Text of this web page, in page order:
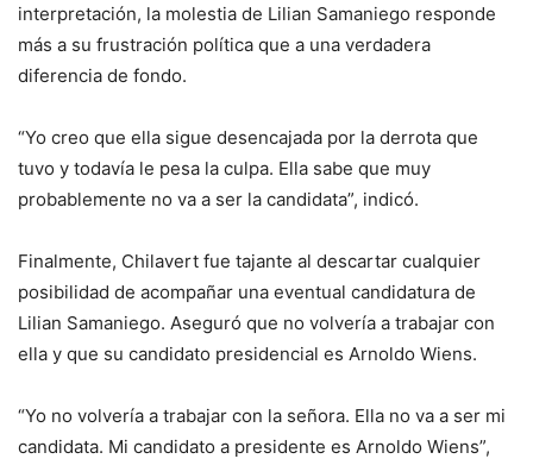
interpretación, la molestia de Lilian Samaniego responde
más a su frustración política que a una verdadera
diferencia de fondo.
“Yo creo que ella sigue desencajada por la derrota que
tuvo y todavía le pesa la culpa. Ella sabe que muy
probablemente no va a ser la candidata”, indicó.
Finalmente, Chilavert fue tajante al descartar cualquier
posibilidad de acompañar una eventual candidatura de
Lilian Samaniego. Aseguró que no volvería a trabajar con
ella y que su candidato presidencial es Arnoldo Wiens.
“Yo no volvería a trabajar con la señora. Ella no va a ser mi
candidata. Mi candidato a presidente es Arnoldo Wiens”,